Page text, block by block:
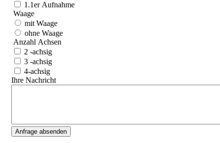
1.1er Aufnahme
Waage
mit Waage
ohne Waage
Anzahl Achsen
2 -achsig
3 -achsig
4-achsig
Ihre Nachricht